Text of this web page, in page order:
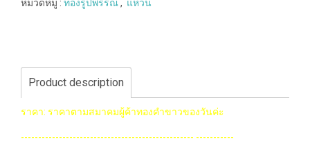
หมวดหมู่ : ทองรูปพรรณ, แหวน
Product description
ราคา: ราคาตามสมาคมผู้ค้าทองคำขาวของวันค่ะ
-------------------------------------------------- -----------